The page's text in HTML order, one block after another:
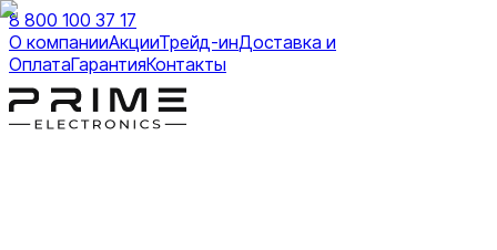
8 800 100 37 17
О компанииАкцииТрейд-инДоставка и
ОплатаГарантияКонтакты